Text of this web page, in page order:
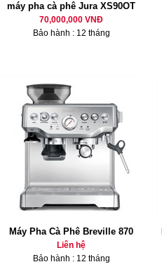
máy pha cà phê Jura XS90OT
70,000,000 VNĐ
Bảo hành : 12 tháng
Máy Pha Cà Phê Breville 870
Liên hệ
Bảo hành : 12 tháng